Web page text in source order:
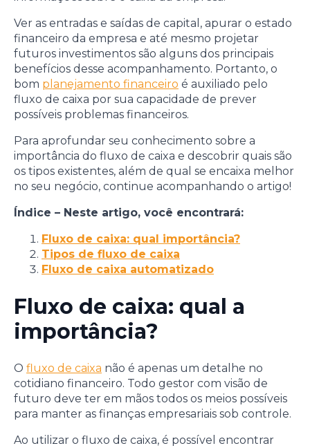
Ver as entradas e saídas de capital, apurar o estado
financeiro da empresa e até mesmo projetar
futuros investimentos são alguns dos principais
benefícios desse acompanhamento. Portanto, o
bom planejamento financeiro é auxiliado pelo
fluxo de caixa por sua capacidade de prever
possíveis problemas financeiros.
Para aprofundar seu conhecimento sobre a
importância do fluxo de caixa e descobrir quais são
os tipos existentes, além de qual se encaixa melhor
no seu negócio, continue acompanhando o artigo!
Índice – Neste artigo, você encontrará:
Fluxo de caixa: qual importância?
Tipos de fluxo de caixa
Fluxo de caixa automatizado
Fluxo de caixa: qual a
importância?
O fluxo de caixa não é apenas um detalhe no
cotidiano financeiro. Todo gestor com visão de
futuro deve ter em mãos todos os meios possíveis
para manter as finanças empresariais sob controle.
Ao utilizar o fluxo de caixa, é possível encontrar